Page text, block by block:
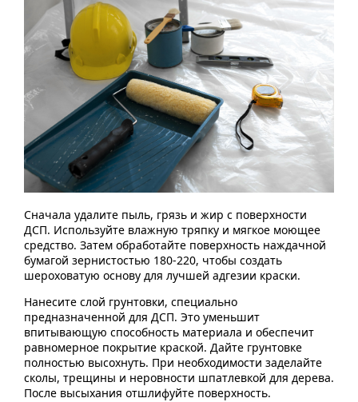
Сначала удалите пыль, грязь и жир с поверхности
ДСП. Используйте влажную тряпку и мягкое моющее
средство. Затем обработайте поверхность наждачной
бумагой зернистостью 180-220, чтобы создать
шероховатую основу для лучшей адгезии краски.
Нанесите слой грунтовки, специально
предназначенной для ДСП. Это уменьшит
впитывающую способность материала и обеспечит
равномерное покрытие краской. Дайте грунтовке
полностью высохнуть. При необходимости заделайте
сколы, трещины и неровности шпатлевкой для дерева.
После высыхания отшлифуйте поверхность.